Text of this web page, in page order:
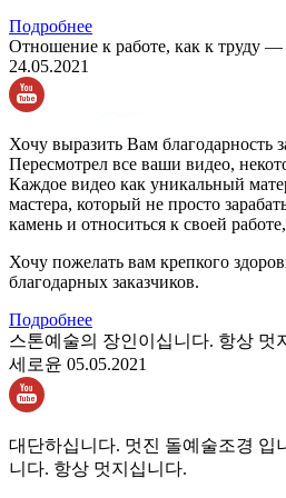
Подробнее
Отношение к работе, как к труду —
24.05.2021
Хочу выразить Вам благодарность
Пересмотрел все ваши видео,
Каждое видео как уникальный
мастера, который не просто
камень и относиться к своей
Хочу пожелать вам крепкого
благодарных заказчиков.
Подробнее
스톤예술의 장인이십니다. 항상 멋
세로윤 05.05.2021
대단하십니다. 멋진 돌예술조경 입
니다. 항상 멋지십니다.